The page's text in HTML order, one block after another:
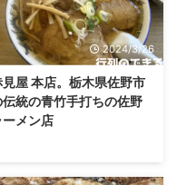
2024/3/26
見屋 本店。栃木県佐野市
伝統の青竹手打ちの佐野
ーメン店